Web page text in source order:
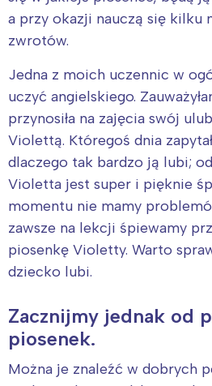
a przy okazji nauczą się kilku
zwrotów.
Jedna z moich uczennic w
uczyć angielskiego.
przynosiła na zajęcia swój
Violettą. Któregoś dnia
dlaczego tak bardzo ją lubi;
Violetta jest super i pięknie
momentu nie mamy
zawsze na lekcji śpiewamy
piosenkę Violetty. Warto
dziecko lubi.
Zacznijmy jednak od
piosenek.
Można je znaleźć w dobrych